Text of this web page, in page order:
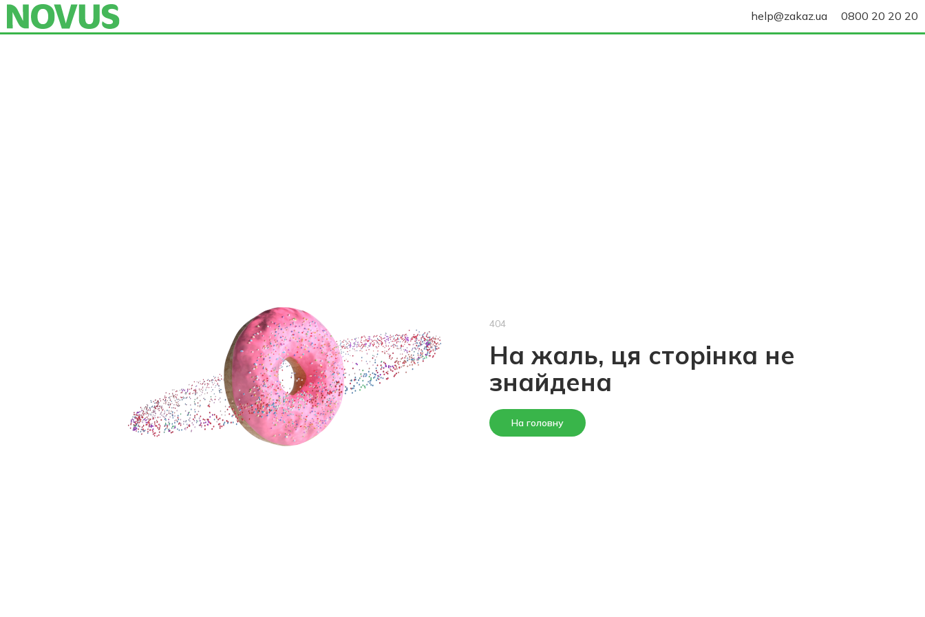
help@zakaz.ua 0800 20 20 20
404
На жаль, ця сторінка не
знайдена
На головну